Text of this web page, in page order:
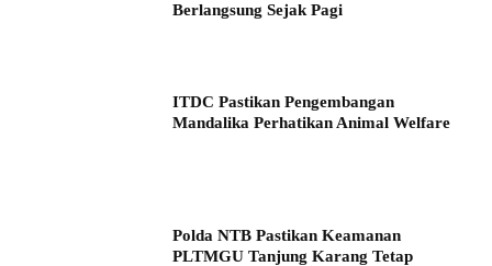
Berlangsung Sejak Pagi
ITDC Pastikan Pengembangan
Mandalika Perhatikan Animal Welfare
Polda NTB Pastikan Keamanan
PLTMGU Tanjung Karang Tetap